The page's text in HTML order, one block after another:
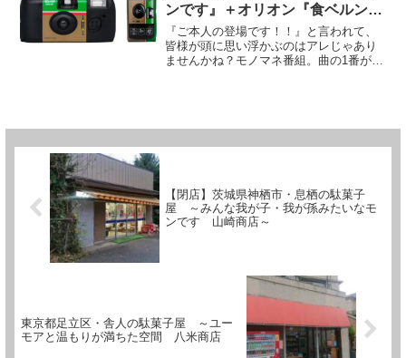
ンです』＋オリオン『食ベルンで
すHi』〜
『ご本人の登場です！！』と言われて、
皆様が頭に思い浮かぶのはアレじゃあり
ませんかね？モノマネ番組。曲の1番が終
【閉店】茨城県神栖市・息栖の駄菓子
屋 ～みんな我が子・我が孫みたいなモ
ンです 山崎商店～
東京都足立区・舎人の駄菓子屋 ～ユー
モアと温もりが満ちた空間 八米商店